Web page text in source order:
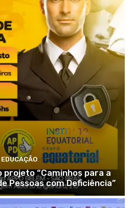
EDUCAÇÃO
projeto “Caminhos para a
Pessoas com Deficiência”